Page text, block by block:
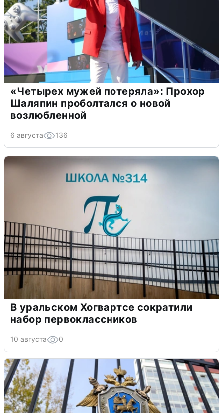
«Четырех мужей потеряла»: Прохор
Шаляпин проболтался о новой
возлюбленной
6 августа 136
В уральском Хогвартсе сократили
набор первоклассников
10 августа 0